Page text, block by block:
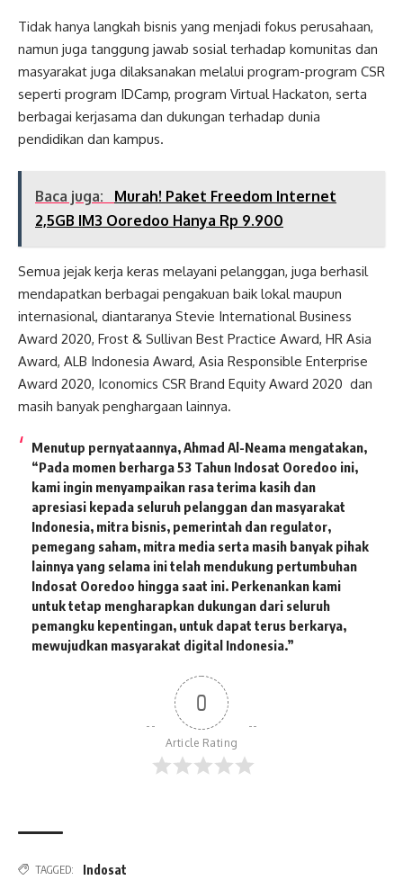
Tidak hanya langkah bisnis yang menjadi fokus perusahaan,
namun juga tanggung jawab sosial terhadap komunitas dan
masyarakat juga dilaksanakan melalui program-program CSR
seperti program IDCamp, program Virtual Hackaton, serta
berbagai kerjasama dan dukungan terhadap dunia
pendidikan dan kampus.
Baca juga:
Murah! Paket Freedom Internet
2,5GB IM3 Ooredoo Hanya Rp 9.900
Semua jejak kerja keras melayani pelanggan, juga berhasil
mendapatkan berbagai pengakuan baik lokal maupun
internasional, diantaranya Stevie International Business
Award 2020, Frost & Sullivan Best Practice Award, HR Asia
Award, ALB Indonesia Award, Asia Responsible Enterprise
Award 2020, Iconomics CSR Brand Equity Award 2020 dan
masih banyak penghargaan lainnya.
Menutup pernyataannya, Ahmad Al-Neama mengatakan,
“Pada momen berharga 53 Tahun Indosat Ooredoo ini,
kami ingin menyampaikan rasa terima kasih dan
apresiasi kepada seluruh pelanggan dan masyarakat
Indonesia, mitra bisnis, pemerintah dan regulator,
pemegang saham, mitra media serta masih banyak pihak
lainnya yang selama ini telah mendukung pertumbuhan
Indosat Ooredoo hingga saat ini. Perkenankan kami
untuk tetap mengharapkan dukungan dari seluruh
pemangku kepentingan, untuk dapat terus berkarya,
mewujudkan masyarakat digital Indonesia.”
0
Article Rating
TAGGED: Indosat